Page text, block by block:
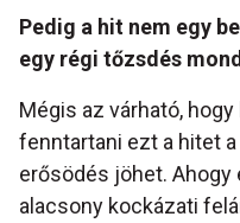
Pedig a hit nem egy
egy régi tőzsdés
Mégis az várható,
fenntartani ezt a hitet
erősödés jöhet.
alacsony kockázati